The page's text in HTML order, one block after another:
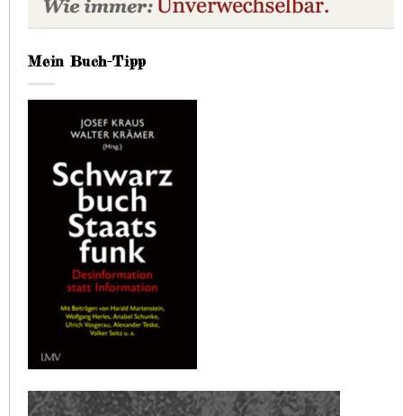
Mein Buch-Tipp